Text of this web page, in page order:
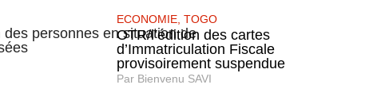
des personnes en situation de
ECONOMIE TOGO
OTR/l’édition des cartes
d’Immatriculation Fiscale
provisoirement suspendue
Par Bienvenu SAVI